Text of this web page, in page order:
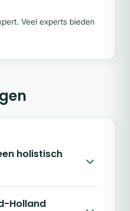
Veel experts bieden
holistisch
Holland